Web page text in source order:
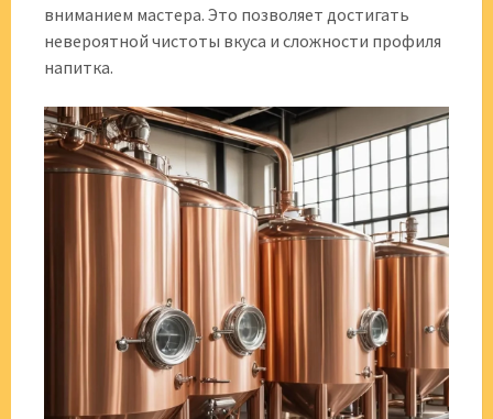
вниманием мастера. Это позволяет достигать
невероятной чистоты вкуса и сложности профиля
напитка.